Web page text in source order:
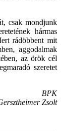
csak mondjunk
hármas
rádöbbent mit
aggodalmak
az örök cél
szeretet
BPK
Zsolt